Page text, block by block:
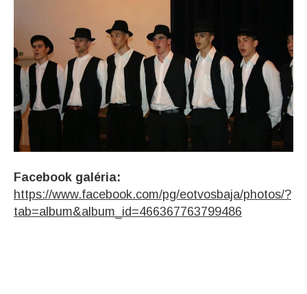
Facebook galéria:
https://www.facebook.com/pg/eotvosbaja/photos/?
tab=album&album_id=466367763799486